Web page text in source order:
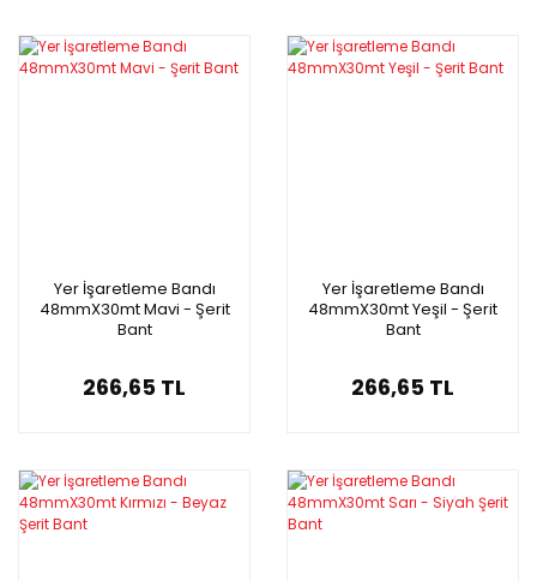
Yer İşaretleme Bandı
48mmX30mt Mavi - Şerit
Bant
266,65 TL
Yer İşaretleme Bandı
48mmX30mt Yeşil - Şerit
Bant
266,65 TL